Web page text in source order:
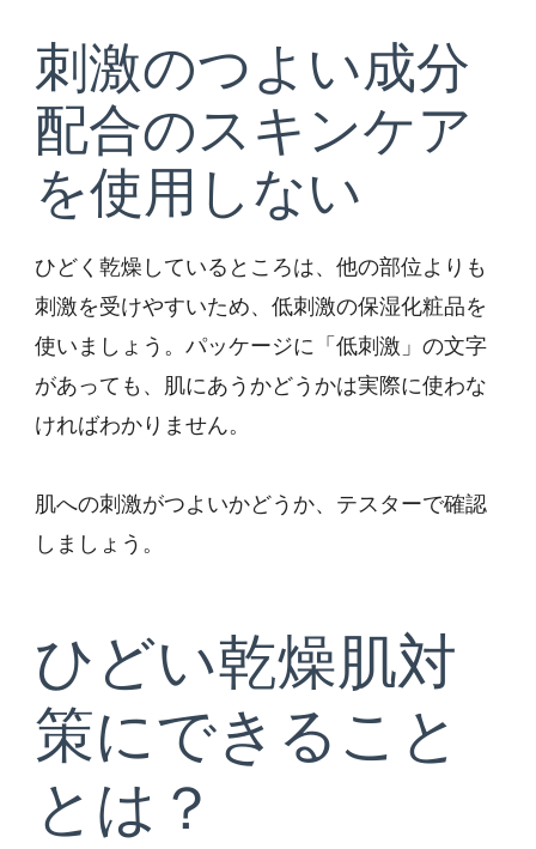
刺激のつよい成分
配合のスキンケア
を使用しない
ひどく乾燥しているところは、他の部位よりも
刺激を受けやすいため、低刺激の保湿化粧品を
使いましょう。パッケージに「低刺激」の文字
があっても、肌にあうかどうかは実際に使わな
ければわかりません。
肌への刺激がつよいかどうか、テスターで確認
しましょう。
ひどい乾燥肌対
策にできること
とは？